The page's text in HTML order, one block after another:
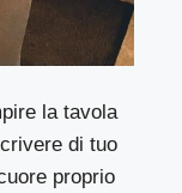
la tavola
di tuo
proprio